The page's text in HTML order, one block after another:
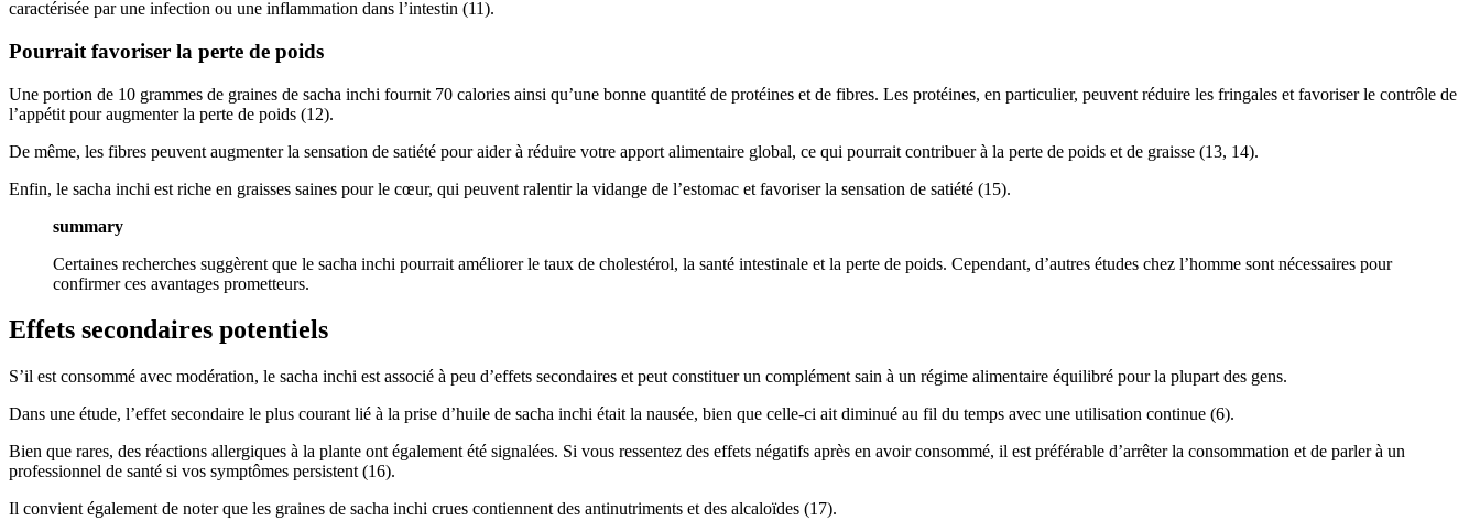
caractérisée par une infection ou une inflammation dans l’intestin (11).
Pourrait favoriser la perte de poids
Une portion de 10 grammes de graines de sacha inchi fournit 70 calories ainsi qu’une bonne quantité de protéines et de fibres. Les protéines, en particulier, peuvent réduire les fringales et favoriser le contrôle de
l’appétit pour augmenter la perte de poids (12).
De même, les fibres peuvent augmenter la sensation de satiété pour aider à réduire votre apport alimentaire global, ce qui pourrait contribuer à la perte de poids et de graisse (13, 14).
Enfin, le sacha inchi est riche en graisses saines pour le cœur, qui peuvent ralentir la vidange de l’estomac et favoriser la sensation de satiété (15).
summary
Certaines recherches suggèrent que le sacha inchi pourrait améliorer le taux de cholestérol, la santé intestinale et la perte de poids. Cependant, d’autres études chez l’homme sont nécessaires pour
confirmer ces avantages prometteurs.
Effets secondaires potentiels
S’il est consommé avec modération, le sacha inchi est associé à peu d’effets secondaires et peut constituer un complément sain à un régime alimentaire équilibré pour la plupart des gens.
Dans une étude, l’effet secondaire le plus courant lié à la prise d’huile de sacha inchi était la nausée, bien que celle-ci ait diminué au fil du temps avec une utilisation continue (6).
Bien que rares, des réactions allergiques à la plante ont également été signalées. Si vous ressentez des effets négatifs après en avoir consommé, il est préférable d’arrêter la consommation et de parler à un
professionnel de santé si vos symptômes persistent (16).
Il convient également de noter que les graines de sacha inchi crues contiennent des antinutriments et des alcaloïdes (17).